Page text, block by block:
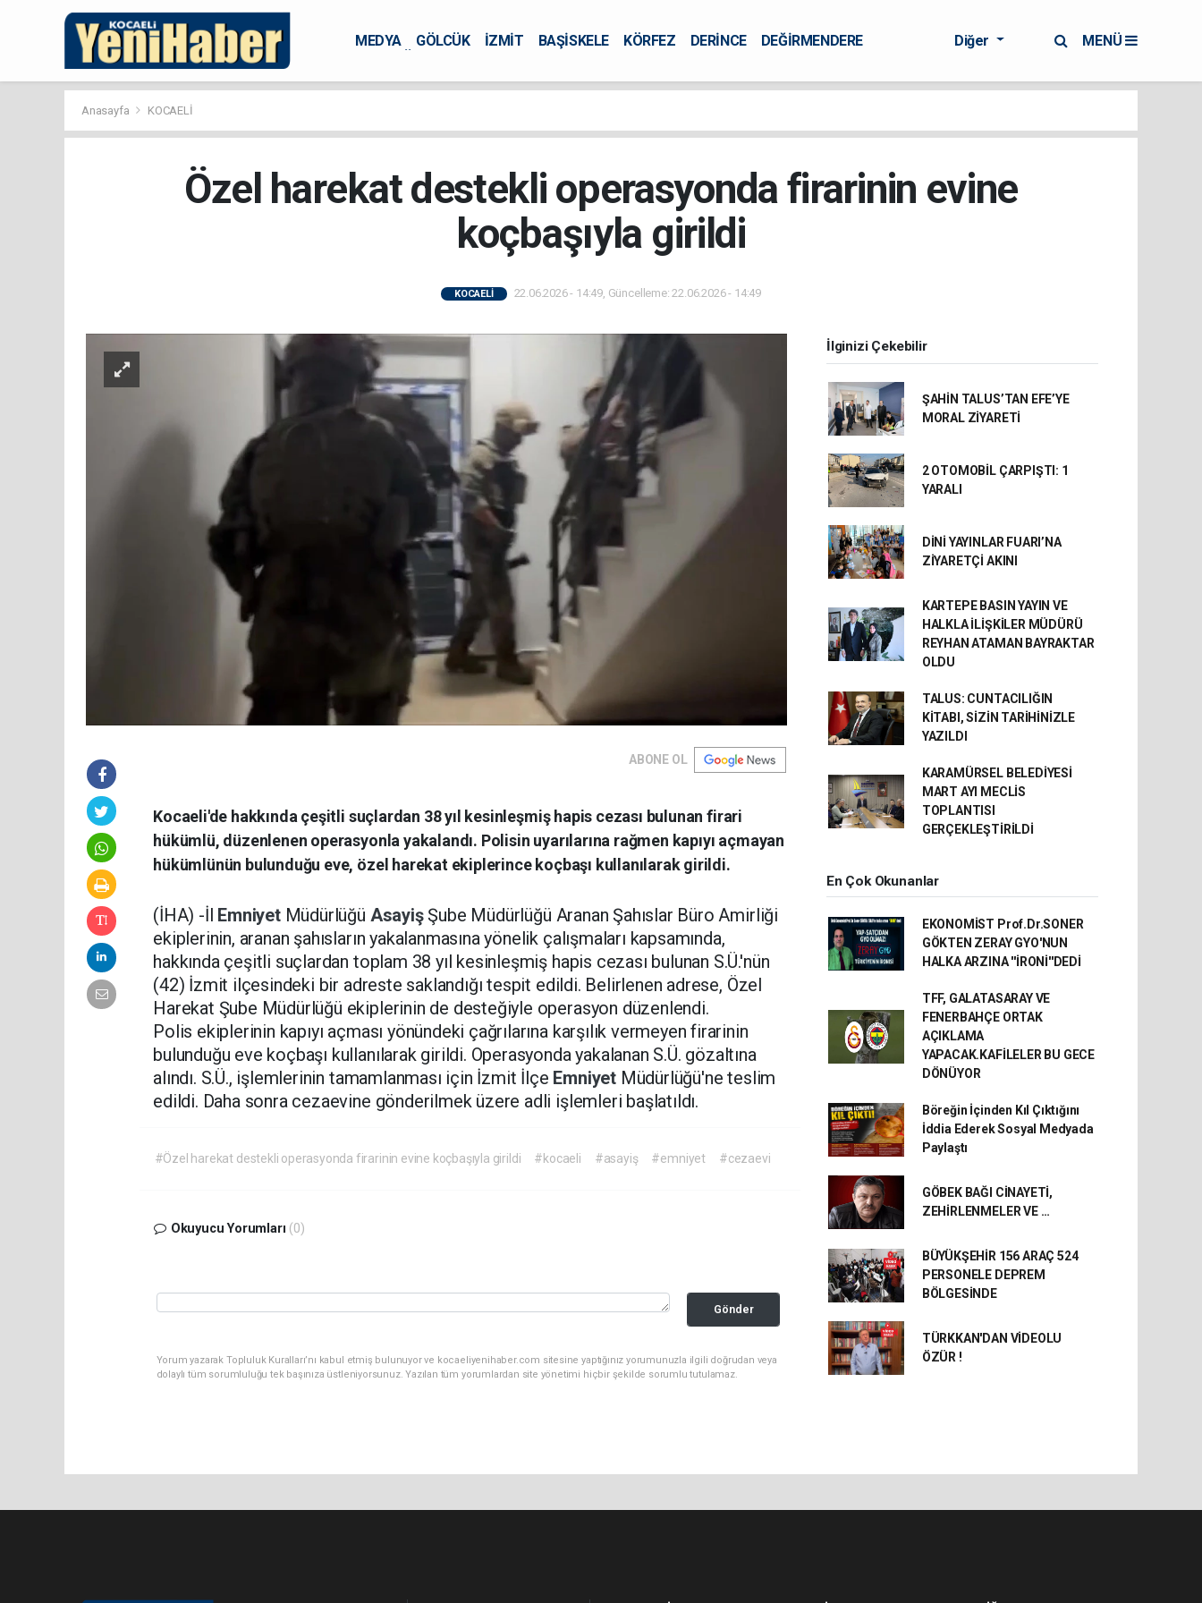
MEDYA GÖLCÜK İZMİT BAŞİSKELE KÖRFEZ DERİNCE
DEĞİRMENDERE
Diğer MENÜ
Anasayfa KOCAELİ
Özel harekat destekli operasyonda firarinin evine
koçbaşıyla girildi
KOCAELİ 22.06.2026 - 14:49, Güncelleme: 22.06.2026 - 14:49
ABONE OL
Kocaeli'de hakkında çeşitli suçlardan 38 yıl kesinleşmiş hapis cezası bulunan firari
hükümlü, düzenlenen operasyonla yakalandı. Polisin uyarılarına rağmen kapıyı açmayan
hükümlünün bulunduğu eve, özel harekat ekiplerince koçbaşı kullanılarak girildi.
(İHA) -İl Emniyet Müdürlüğü AsayişŞube Müdürlüğü Aranan Şahıslar Büro Amirliği
ekiplerinin, aranan şahısların yakalanmasına yönelik çalışmaları kapsamında,
hakkında çeşitli suçlardan toplam 38 yıl kesinleşmiş hapis cezası bulunan S.Ü.'nün
(42) İzmit ilçesindeki bir adreste saklandığı tespit edildi. Belirlenen adrese, Özel
Harekat Şube Müdürlüğü ekiplerinin de desteğiyle operasyon düzenlendi.
Polis ekiplerinin kapıyı açması yönündeki çağrılarına karşılık vermeyen firarinin
bulunduğu eve koçbaşı kullanılarak girildi. Operasyonda yakalanan S.Ü. gözaltına
alındı. S.Ü., işlemlerinin tamamlanması için İzmit İlçe Emniyet Müdürlüğü'ne teslim
edildi. Daha sonra cezaevine gönderilmek üzere adli işlemleri başlatıldı.
#Özel harekat destekli operasyonda firarinin evine koçbaşıyla girildi #kocaeli #asayiş #emniyet #cezaevi
Okuyucu Yorumları (0)
Gönder
Yorum yazarak Topluluk Kuralları’nı kabul etmiş bulunuyor ve kocaeliyenihaber.com sitesine yaptığınız yorumunuzla ilgili doğrudan veya
dolaylı tüm sorumluluğu tek başınıza üstleniyorsunuz. Yazılan tüm yorumlardan site yönetimi hiçbir şekilde sorumlu tutulamaz.
İlginizi Çekebilir
ŞAHİN TALUS’TAN EFE’YE
MORAL ZİYARETİ
2 OTOMOBİL ÇARPIŞTI: 1
YARALI
DİNİ YAYINLAR FUARI’NA
ZİYARETÇİ AKINI
KARTEPE BASIN YAYIN VE
HALKLA İLİŞKİLER MÜDÜRÜ
REYHAN ATAMAN BAYRAKTAR
OLDU
TALUS: CUNTACILIĞIN
KİTABI, SİZİN TARİHİNİZLE
YAZILDI
KARAMÜRSEL BELEDİYESİ
MART AYI MECLİS
TOPLANTISI
GERÇEKLEŞTİRİLDİ
En Çok Okunanlar
EKONOMİST Prof.Dr.SONER
GÖKTEN ZERAY GYO'NUN
HALKA ARZINA ''İRONİ''DEDİ
TFF, GALATASARAY VE
FENERBAHÇE ORTAK
AÇIKLAMA
YAPACAK.KAFİLELER BU GECE
DÖNÜYOR
Böreğin İçinden Kıl Çıktığını
İddia Ederek Sosyal Medyada
Paylaştı
GÖBEK BAĞI CİNAYETİ,
ZEHİRLENMELER VE …
BÜYÜKŞEHİR 156 ARAÇ 524
PERSONELE DEPREM
BÖLGESİNDE
TÜRKKAN'DAN VİDEOLU
ÖZÜR !